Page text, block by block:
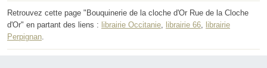
Retrouvez cette page "Bouquinerie de la cloche d'Or Rue de la Cloche
d'Or" en partant des liens : librairie Occitanie librairie 66
librairie
Perpignan